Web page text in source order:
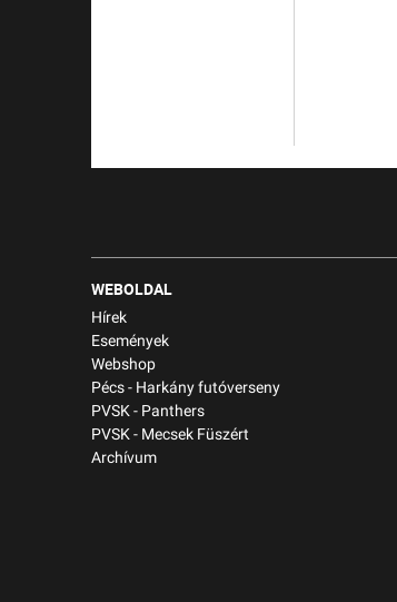
WEBOLDAL
Hírek
Események
Webshop
Pécs - Harkány futóverseny
PVSK - Panthers
PVSK - Mecsek Füszért
Archívum